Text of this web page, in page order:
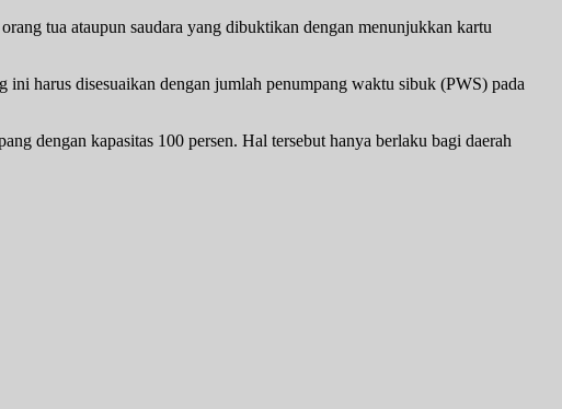
tua ataupun saudara yang dibuktikan dengan menunjukkan kartu
ini harus disesuaikan dengan jumlah penumpang waktu sibuk (PWS) pada
dengan kapasitas 100 persen. Hal tersebut hanya berlaku bagi daerah